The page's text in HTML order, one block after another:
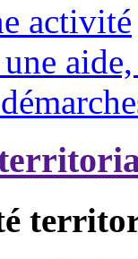
activité